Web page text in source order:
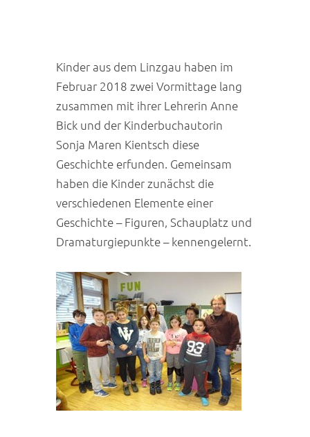
Kinder aus dem Linzgau haben im
Februar 2018 zwei Vormittage lang
zusammen mit ihrer Lehrerin Anne
Bick und der Kinderbuchautorin
Sonja Maren Kientsch diese
Geschichte erfunden. Gemeinsam
haben die Kinder zunächst die
verschiedenen Elemente einer
Geschichte – Figuren, Schauplatz und
Dramaturgiepunkte – kennengelernt.